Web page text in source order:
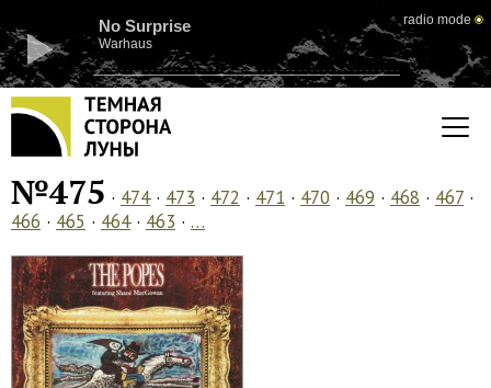
No Surprise
Warhaus
radio mode
№475 · 474· 473 · 472 · 471 · 470 · 469 · 468 · 467 ·
466 · 465 · 464· 463 · …